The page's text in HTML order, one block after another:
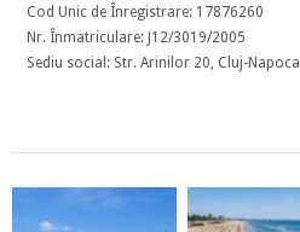
Cod Unic de Înregistrare: 17876260
Nr. Înmatriculare: J12/3019/2005
Sediu social: Str. Arinilor 20, Cluj-Napoca